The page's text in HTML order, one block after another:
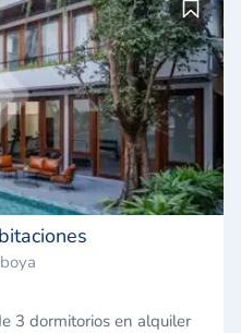
3 dormitorios en alquiler